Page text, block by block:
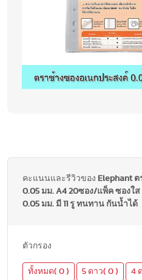
คะแนนและรีวิวของ Elephant
0.05 มม. A4 20ซอง/แพ็ค ซองใ
0.05 มม. มี 11 รู ทนทาน กันน้ำได้
ตัวกรอง
ทั้งหมด( 0 ) 5 ดาว( 0 ) 4